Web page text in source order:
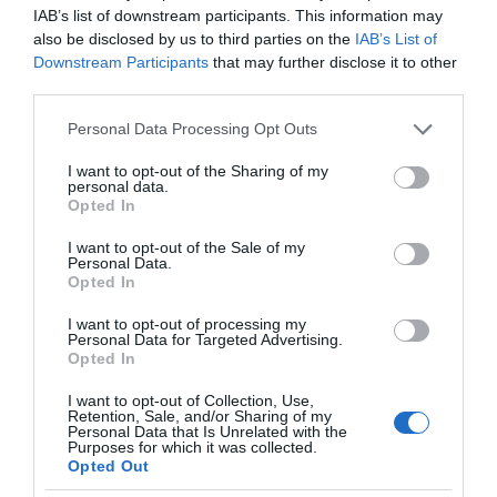
IAB’s list of downstream participants. This information may
also be disclosed by us to third parties on the IAB’s List of
Downstream Participants that may further disclose it to other
Please note that this website/app uses one or more Google
not limited to your visit or usage behaviour. You may click to
grant or deny consent to Google and its third-party tags to
use your data for below specified purposes in below Google
consent section.
Personal Data Processing Opt Outs
I want to opt-out of the Sharing of my
personal data.
Opted In
I want to opt-out of the Sale of my
Personal Data.
Opted In
I want to opt-out of processing my
Personal Data for Targeted Advertising.
Opted In
I want to opt-out of Collection, Use,
Retention, Sale, and/or Sharing of my
Personal Data that Is Unrelated with the
Purposes for which it was collected.
Opted Out
πρωτοβουλία για την άρση της ανωνυμίας στο
διαδίκτυο.
Η ΣΤΗΛΗ ΜΑΣ